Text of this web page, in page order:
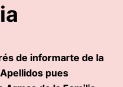
de informarte de la
pues